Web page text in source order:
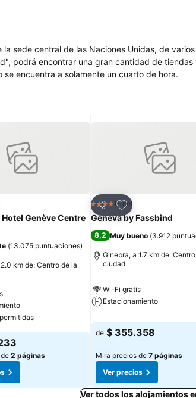
sede central de las Naciones Unidas, de
podrá encontrar una gran cantidad de tiendas
encuentra a solamente un cuarto de hora.
a favoritos
Hotel Genève Centre
(13.075 puntuaciones)
km de: Centro de la
2 páginas
Compartir
Agregar a
4 EstrellasHotel
Geneva by Fassbind
8,2 Muy bueno (3.912
Ginebra, a 1.7 km de:
ciudad
Wi-Fi gratis
Estacionamiento
de $ 355.358
Mira precios de 7 páginas
Ver precios
Ver todos los alojamientos